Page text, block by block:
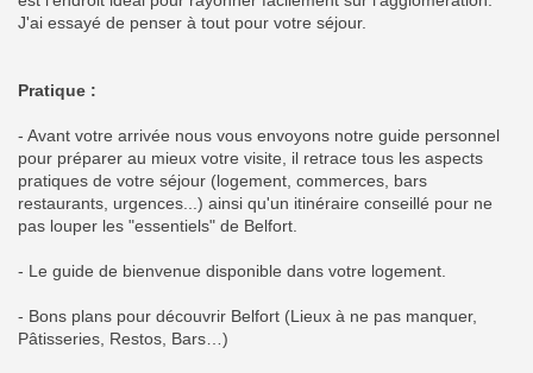
J'ai essayé de penser à tout pour votre séjour.
Pratique :
- Avant votre arrivée nous vous envoyons notre guide personnel
pour préparer au mieux votre visite, il retrace tous les aspects
pratiques de votre séjour (logement, commerces, bars
restaurants, urgences...) ainsi qu'un itinéraire conseillé pour ne
pas louper les "essentiels" de Belfort.
- Le guide de bienvenue disponible dans votre logement.
- Bons plans pour découvrir Belfort (Lieux à ne pas manquer,
Pâtisseries, Restos, Bars…)